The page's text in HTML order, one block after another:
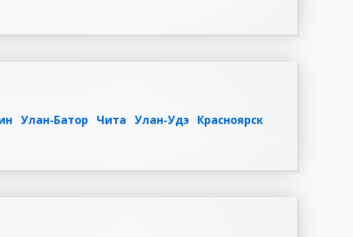
Улан-Батор Чита Улан-Удэ Красноярск